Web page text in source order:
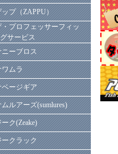
ップ（ZAPPU）
・プロフェッサーフィッ
サービス
ニーブロス
ワムラ
ベージギア
ムルアーズ(sumlures)
ーク(Zeake)
ークラック